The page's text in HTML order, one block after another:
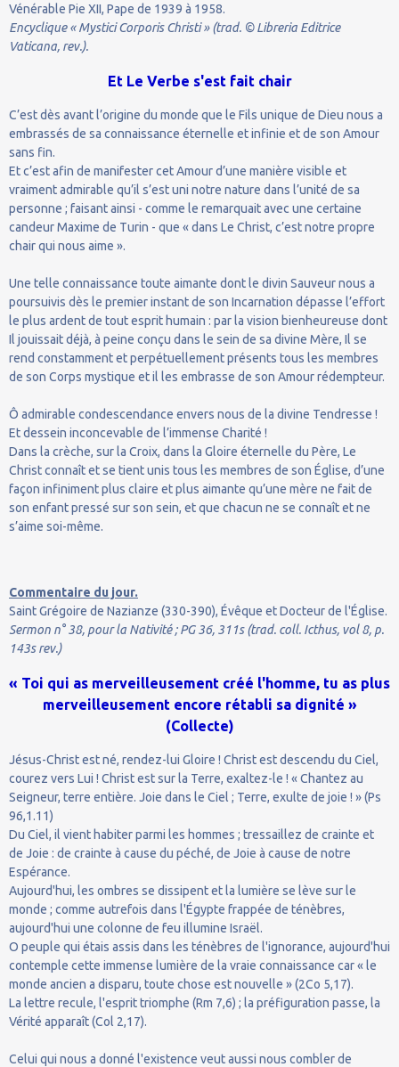
Vénérable Pie XII, Pape de 1939 à 1958.
Encyclique « Mystici Corporis Christi » (trad. © Libreria Editrice
Vaticana, rev.).
Et Le Verbe s'est fait chair
C’est dès avant l’origine du monde que le Fils unique de Dieu nous a
embrassés de sa connaissance éternelle et infinie et de son Amour
sans fin.
Et c’est afin de manifester cet Amour d’une manière visible et
vraiment admirable qu’il s’est uni notre nature dans l’unité de sa
personne ; faisant ainsi - comme le remarquait avec une certaine
candeur Maxime de Turin - que « dans Le Christ, c’est notre propre
chair qui nous aime ».
Une telle connaissance toute aimante dont le divin Sauveur nous a
poursuivis dès le premier instant de son Incarnation dépasse l’effort
le plus ardent de tout esprit humain : par la vision bienheureuse dont
Il jouissait déjà, à peine conçu dans le sein de sa divine Mère, Il se
rend constamment et perpétuellement présents tous les membres
de son Corps mystique et il les embrasse de son Amour rédempteur.
Ô admirable condescendance envers nous de la divine Tendresse !
Et dessein inconcevable de l’immense Charité !
Dans la crèche, sur la Croix, dans la Gloire éternelle du Père, Le
Christ connaît et se tient unis tous les membres de son Église, d’une
façon infiniment plus claire et plus aimante qu’une mère ne fait de
son enfant pressé sur son sein, et que chacun ne se connaît et ne
s’aime soi-même.
Commentaire du jour.
Saint Grégoire de Nazianze (330-390), Évêque et Docteur de l'Église.
Sermon n° 38, pour la Nativité ; PG 36, 311s (trad. coll. Icthus, vol 8, p.
143s rev.)
« Toi qui as merveilleusement créé l'homme, tu as plus
merveilleusement encore rétabli sa dignité »
(Collecte)
Jésus-Christ est né, rendez-lui Gloire ! Christ est descendu du Ciel,
courez vers Lui ! Christ est sur la Terre, exaltez-le ! « Chantez au
Seigneur, terre entière. Joie dans le Ciel ; Terre, exulte de joie ! » (Ps
96,1.11)
Du Ciel, il vient habiter parmi les hommes ; tressaillez de crainte et
de Joie : de crainte à cause du péché, de Joie à cause de notre
Espérance.
Aujourd'hui, les ombres se dissipent et la lumière se lève sur le
monde ; comme autrefois dans l'Égypte frappée de ténèbres,
aujourd'hui une colonne de feu illumine Israël.
O peuple qui étais assis dans les ténèbres de l'ignorance, aujourd'hui
contemple cette immense lumière de la vraie connaissance car « le
monde ancien a disparu, toute chose est nouvelle » (2Co 5,17).
La lettre recule, l'esprit triomphe (Rm 7,6) ; la préfiguration passe, la
Vérité apparaît (Col 2,17).
Celui qui nous a donné l'existence veut aussi nous combler de